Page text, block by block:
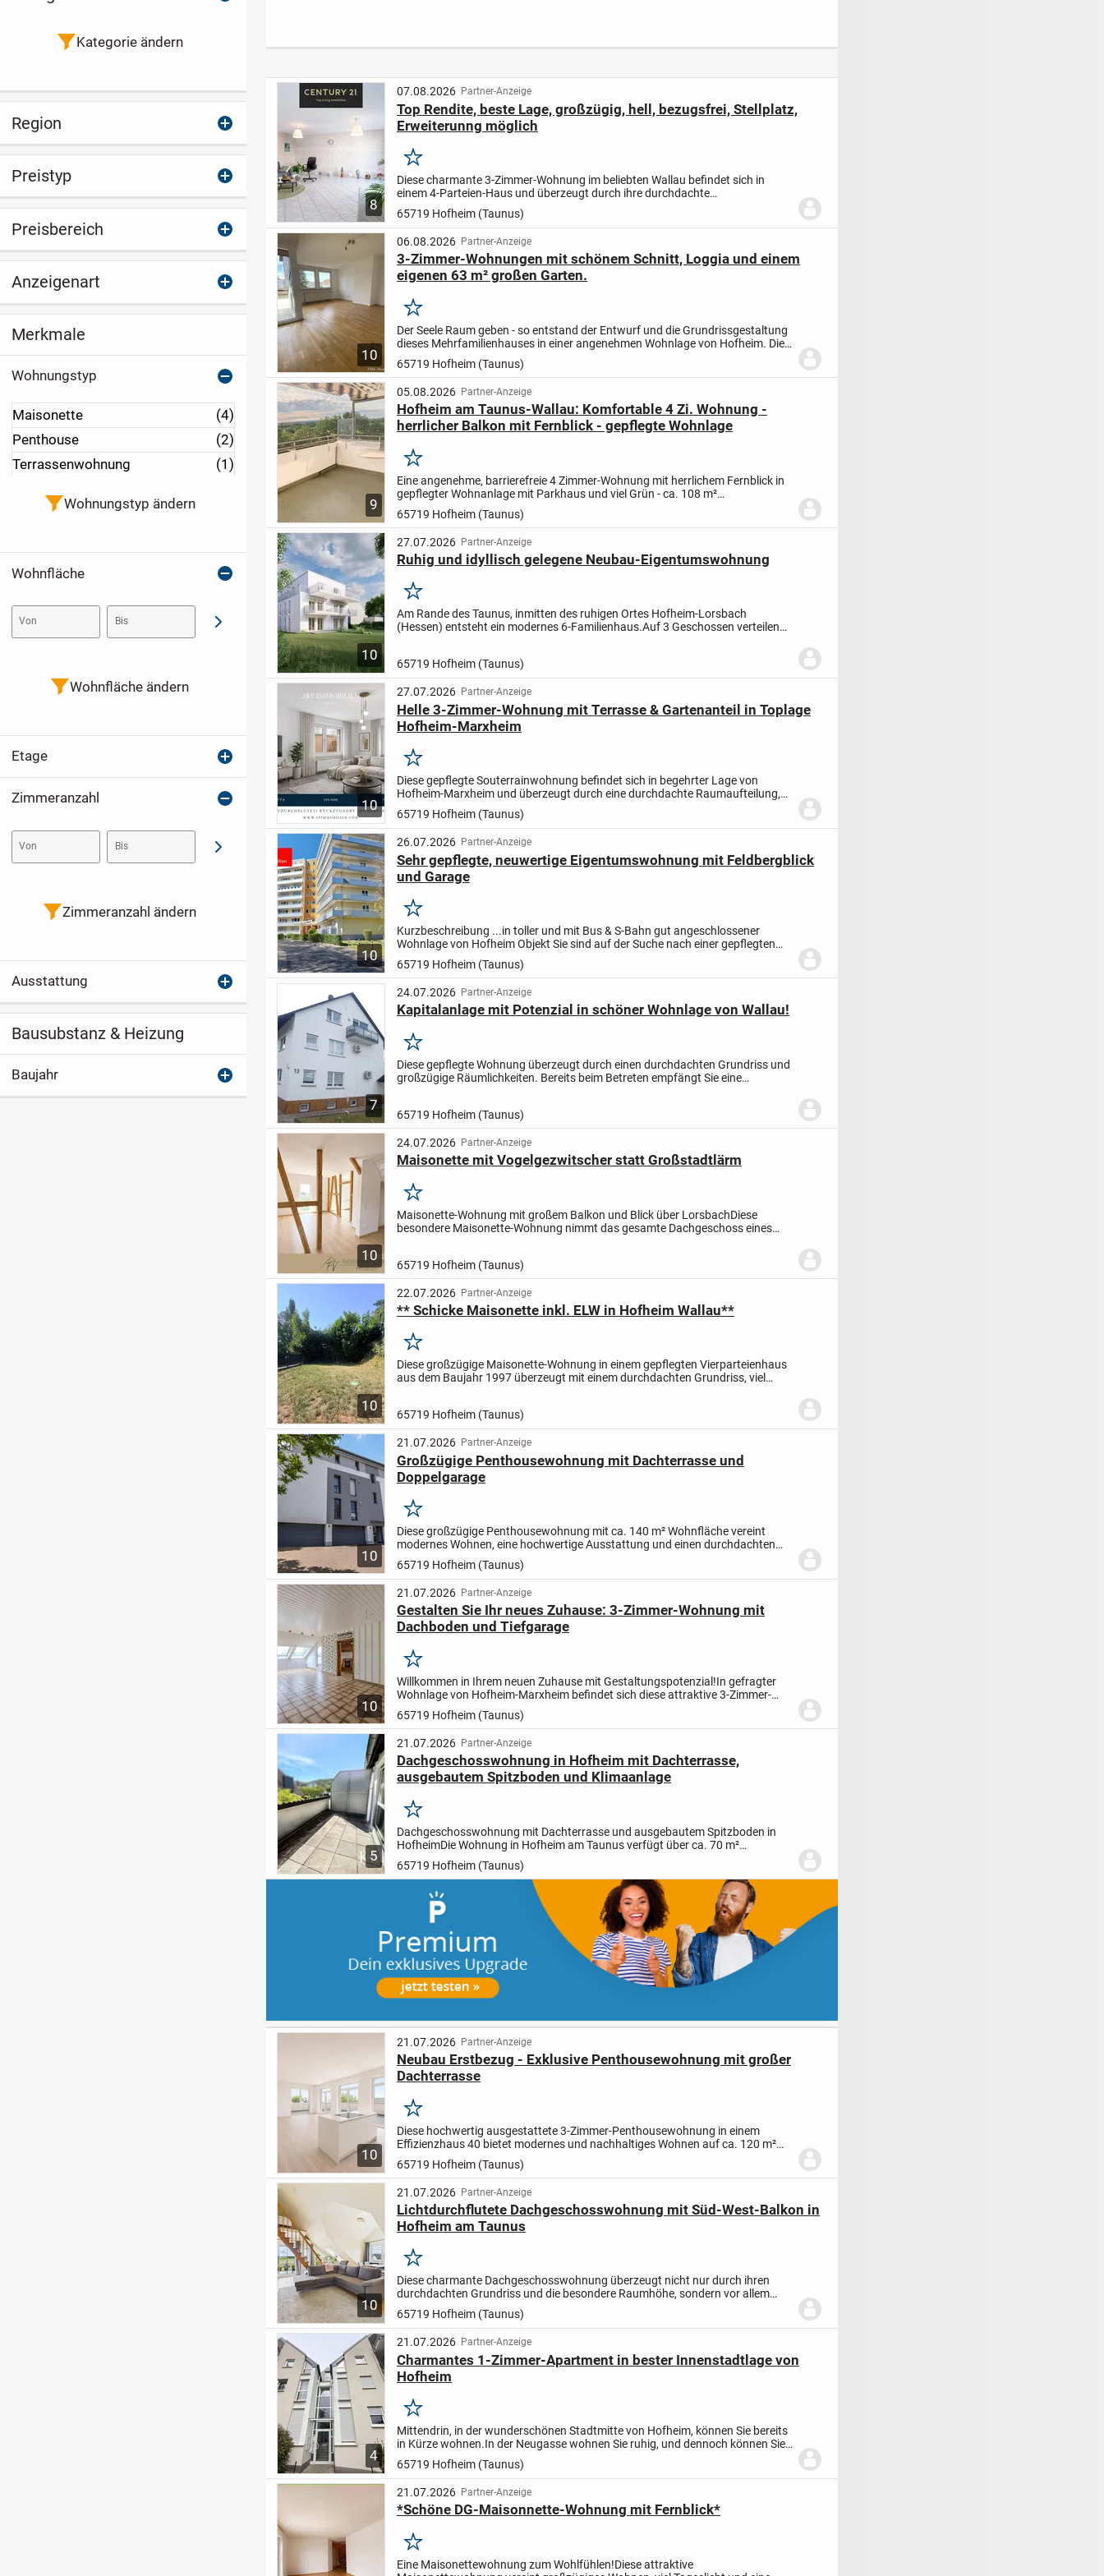
Sonnenbalkon
8
07.08.2026 Partner-Anzeige
Top Rendite, beste Lage, großzügig, hell, bezugsfrei, Stellplatz,
Erweiterunng möglich
Merken
Diese charmante 3-Zimmer-Wohnung im beliebten Wallau befindet sich in
einem 4-Parteien-Haus und überzeugt durch ihre durchdachte
Raumaufteilung, Ausstattungsdetails und eine besonders helle
Wohnatmosp...
65719 Hofheim (Taunus)
10
06.08.2026 Partner-Anzeige
3-Zimmer-Wohnungen mit schönem Schnitt, Loggia und einem
eigenen 63 m² großen Garten.
Merken
Der Seele Raum geben - so entstand der Entwurf und die Grundrissgestaltung
dieses Mehrfamilienhauses in einer angenehmen Wohnlage von Hofheim. Die
Grundrissplanung der Wohnung, vermittelt Großzügigkei...
65719 Hofheim (Taunus)
9
05.08.2026 Partner-Anzeige
Hofheim am Taunus-Wallau: Komfortable 4 Zi. Wohnung -
herrlicher Balkon mit Fernblick - gepflegte Wohnlage
Merken
Eine angenehme, barrierefreie 4 Zimmer-Wohnung mit herrlichem Fernblick in
gepflegter Wohnanlage mit Parkhaus und viel Grün - ca. 108 m²
Nettowohnfläche zzgl. Nutzfläche (Keller) u. optionalem...
65719 Hofheim (Taunus)
10
27.07.2026 Partner-Anzeige
Ruhig und idyllisch gelegene Neubau-Eigentumswohnung
Merken
Am Rande des Taunus, inmitten des ruhigen Ortes Hofheim-Lorsbach
(Hessen) entsteht ein modernes 6-Familienhaus.Auf 3 Geschossen verteilen
65719 Hofheim (Taunus)
10
27.07.2026 Partner-Anzeige
Helle 3-Zimmer-Wohnung mit Terrasse & Gartenanteil in Toplage
Hofheim-Marxheim
Merken
Diese gepflegte Souterrainwohnung befindet sich in begehrter Lage von
Hofheim-Marxheim und überzeugt durch eine durchdachte Raumaufteilung,
viel Tageslicht und einen eigenen Gartenanteil, eine...
65719 Hofheim (Taunus)
10
26.07.2026 Partner-Anzeige
Sehr gepflegte, neuwertige Eigentumswohnung mit Feldbergblick
und Garage
Merken
Kurzbeschreibung ...in toller und mit Bus & S-Bahn gut angeschlossener
Wohnlage von Hofheim Objekt Sie sind auf der Suche nach einer gepflegten
und neuwertigen Eigentumswohnung mit Feldberg- &...
65719 Hofheim (Taunus)
7
24.07.2026 Partner-Anzeige
Kapitalanlage mit Potenzial in schöner Wohnlage von Wallau!
Merken
Diese gepflegte Wohnung überzeugt durch einen durchdachten Grundriss und
großzügige Räumlichkeiten. Bereits beim Betreten empfängt Sie eine
65719 Hofheim (Taunus)
10
24.07.2026 Partner-Anzeige
Maisonette mit Vogelgezwitscher statt Großstadtlärm
Merken
Maisonette-Wohnung mit großem Balkon und Blick über LorsbachDiese
besondere Maisonette-Wohnung nimmt das gesamte Dachgeschoss eines
65719 Hofheim (Taunus)
10
22.07.2026 Partner-Anzeige
** Schicke Maisonette inkl. ELW in Hofheim Wallau**
Merken
Diese großzügige Maisonette-Wohnung in einem gepflegten Vierparteienhaus
aus dem Baujahr 1997 überzeugt mit einem durchdachten Grundriss, viel
65719 Hofheim (Taunus)
10
21.07.2026 Partner-Anzeige
Großzügige Penthousewohnung mit Dachterrasse und
Doppelgarage
Merken
Diese großzügige Penthousewohnung mit ca. 140 m² Wohnfläche vereint
modernes Wohnen, eine hochwertige Ausstattung und einen durchdachten
Grundriss. Die Immobilie befindet sich in einem äußerst...
65719 Hofheim (Taunus)
10
21.07.2026 Partner-Anzeige
Gestalten Sie Ihr neues Zuhause: 3-Zimmer-Wohnung mit
Dachboden und Tiefgarage
Merken
Willkommen in Ihrem neuen Zuhause mit Gestaltungspotenzial!In gefragter
Wohnlage von Hofheim-Marxheim befindet sich diese attraktive 3-Zimmer-
Wohnung, die durch ihren gut geschnittenen Grundriss,...
65719 Hofheim (Taunus)
5
21.07.2026 Partner-Anzeige
Dachgeschosswohnung in Hofheim mit Dachterrasse,
ausgebautem Spitzboden und Klimaanlage
Merken
Dachgeschosswohnung mit Dachterrasse und ausgebautem Spitzboden in
HofheimDie Wohnung in Hofheim am Taunus verfügt über ca. 70 m²
Wohnfläche (nach DIN 283) und bietet eine gelungene Aufteilung mit...
65719 Hofheim (Taunus)
10
21.07.2026 Partner-Anzeige
Neubau Erstbezug - Exklusive Penthousewohnung mit großer
Dachterrasse
Merken
Diese hochwertig ausgestattete 3-Zimmer-Penthousewohnung in einem
Effizienzhaus 40 bietet modernes und nachhaltiges Wohnen auf ca. 120 m²
Wohnfläche. Die durchdachte Raumaufteilung und die zahlreichen...
65719 Hofheim (Taunus)
10
21.07.2026 Partner-Anzeige
Lichtdurchflutete Dachgeschosswohnung mit Süd-West-Balkon in
Hofheim am Taunus
Merken
Diese charmante Dachgeschosswohnung überzeugt nicht nur durch ihren
durchdachten Grundriss und die besondere Raumhöhe, sondern vor allem
durch ihre attraktive Lage im begehrten Hofheimer Stadtteil...
65719 Hofheim (Taunus)
4
21.07.2026 Partner-Anzeige
Charmantes 1-Zimmer-Apartment in bester Innenstadtlage von
Hofheim
Merken
Mittendrin, in der wunderschönen Stadtmitte von Hofheim, können Sie bereits
in Kürze wohnen.In der Neugasse wohnen Sie ruhig, und dennoch können Sie
von Ihrem flotten 1-Zimmer Apartment alles zu Fuß...
65719 Hofheim (Taunus)
21.07.2026 Partner-Anzeige
*Schöne DG-Maisonnette-Wohnung mit Fernblick*
Merken
Eine Maisonettewohnung zum Wohlfühlen!Diese attraktive
Kategorie ändern
Region
Preistyp
Preisbereich
Anzeigenart
Merkmale
Wohnungstyp
Maisonette
(4)
Penthouse
(2)
Terrassenwohnung
(1)
Wohnungstyp ändern
Wohnfläche
Von Bis Abschicken
Wohnfläche ändern
Etage
Zimmeranzahl
Von Bis Abschicken
Zimmeranzahl ändern
Ausstattung
Bausubstanz & Heizung
Baujahr